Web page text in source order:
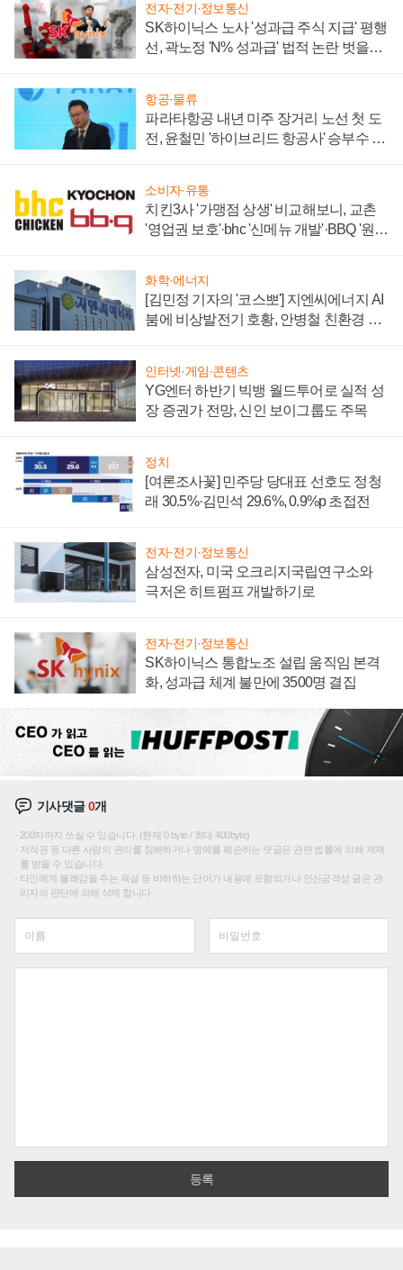
전자·전기·정보통신
SK하이닉스 노사 '성과급 주식 지급' 평행
선, 곽노정 'N% 성과급' 법적 논란 벗을지
항공·물류
파라타항공 내년 미주 장거리 노선 첫 도
전, 윤철민 '하이브리드 항공사' 승부수 통
소비자·유통
치킨3사 '가맹점 상생' 비교해보니, 교촌
'영업권 보호'·bhc '신메뉴 개발'·BBQ '원가
화학·에너지
[김민정 기자의 '코스뽀'] 지엔씨에너지 AI
붐에 비상발전기 호황, 안병철 친환경 에
인터넷·게임·콘텐츠
YG엔터 하반기 빅뱅 월드투어로 실적 성
장 증권가 전망, 신인 보이그룹도 주목
정치
[여론조사꽃] 민주당 당대표 선호도 정청
래 30.5%·김민석 29.6%, 0.9%p 초접전
전자·전기·정보통신
삼성전자, 미국 오크리지국립연구소와
극저온 히트펌프 개발하기로
전자·전기·정보통신
SK하이닉스 통합노조 설립 움직임 본격
화, 성과급 체계 불만에 3500명 결집
기사댓글0개
200자까지 쓰실 수 있습니다. (현재 0 byte / 최대 400byte)
저작권 등 다른 사람의 권리를 침해하거나 명예를 훼손하는 댓글은 관련 법률에 의해 제재
를 받을 수 있습니다.
타인에게 불쾌감을 주는 욕설 등 비하하는 단어가 내용에 포함되거나 인신공격성 글은 관
리자의 판단에 의해 삭제 합니다.